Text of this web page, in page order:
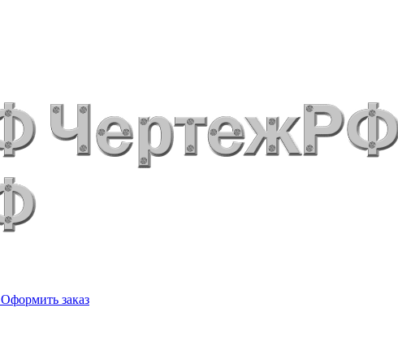
Оформить заказ